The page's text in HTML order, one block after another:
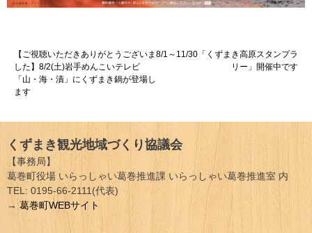
投
稿
ナ
ビ
ゲ
ー
シ
【ご視聴いただきありがとうございま
した】8/2(土)岩手めんこいテレビ
「山・海・漬」にくずまき鍋が登場し
ます
8/1～11/30「くずまき高原スタンプラ
リー」開催中です
くずまき観光地域づくり協議会
【事務局】
葛巻町役場 いらっしゃい葛巻推進課 いらっしゃい葛巻推進室 内
TEL: 0195-66-2111(代表)
→ 葛巻町WEBサイト